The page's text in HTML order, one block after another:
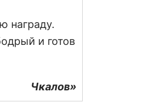
награду.
и готов
Чкалов»